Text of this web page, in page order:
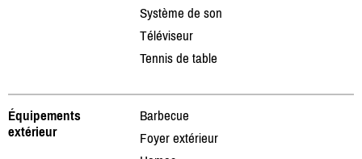
Système de son
Téléviseur
Tennis de table
Équipements
extérieur
Barbecue
Foyer extérieur